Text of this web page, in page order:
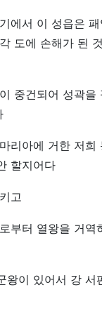
에서 이 성읍은
도에 손해가 된
중건되어 성곽
리아에 거한 저
할지어다
고
부터 열왕을 거
왕이 있어서 강